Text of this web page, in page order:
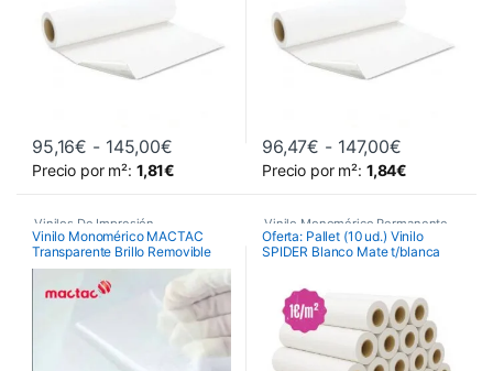
95,16€ - 145,00€Rango de precios: desde 95,16€ hasta
Precio por m²: 1,81€
Este producto tiene múltiples variantes. Las opciones se
96,47€ - 147,00€Rango de
Precio por m²: 1,84€
Este producto tiene múltiples
Vinilos De Impresión
Vinilos de Impresión
Monoméricos
Vinilos Monomérico Removible,
Transparentes
Vinilo Monomérico MACTAC
Transparente Brillo Removible
JT8500 CG-RT
Vinilo Monomérico Permanente
Vinilos De Impresión,
Monoméricos
Vinilos Monoméricos Spider
Oferta: Pallet (10 ud.) Vinilo
SPIDER Blanco Mate t/blanca